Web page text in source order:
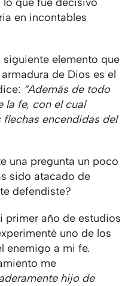
en incontables
elemento que
de Dios es el
“Además de todo
la fe, con el cual
encendidas del
una pregunta un poco
sido atacado de
defendiste?
primer año de estudios
uno de los
enemigo a mi fe.
me
hijo de